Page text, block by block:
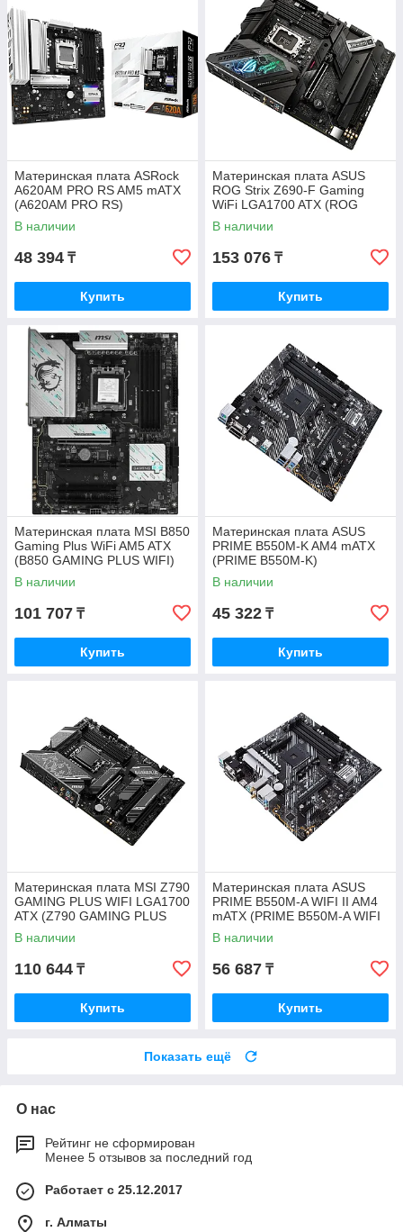
Материнская плата ASRock
A620AM PRO RS AM5 mATX
(A620AM PRO RS)
В наличии
48 394 ₸
Купить
Материнская плата ASUS
ROG Strix Z690-F Gaming
WiFi LGA1700 ATX (ROG
STRIX Z690-F GAMING WIFI)
В наличии
153 076 ₸
Купить
Материнская плата MSI B850
Gaming Plus WiFi AM5 ATX
(B850 GAMING PLUS WIFI)
В наличии
101 707 ₸
Купить
Материнская плата ASUS
PRIME B550M-K AM4 mATX
(PRIME B550M-K)
В наличии
45 322 ₸
Купить
Материнская плата MSI Z790
GAMING PLUS WIFI LGA1700
ATX (Z790 GAMING PLUS
WIFI)
В наличии
110 644 ₸
Купить
Материнская плата ASUS
PRIME B550M-A WIFI II AM4
mATX (PRIME B550M-A WIFI
II)
В наличии
56 687 ₸
Купить
Показать ещё
О нас
Рейтинг не сформирован
Менее 5 отзывов за последний год
Работает с 25.12.2017
г. Алматы